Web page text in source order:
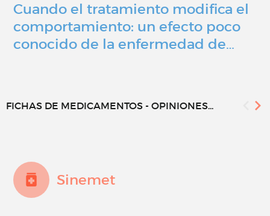
Cuando el tratamiento modifica el
comportamiento: un efecto poco
conocido de la enfermedad de…
FICHAS DE MEDICAMENTOS - OPINIONES...
Sinemet